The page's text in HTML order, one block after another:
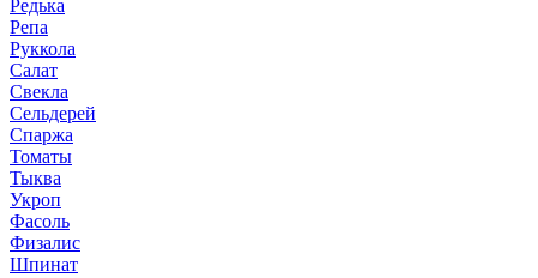
Редька
Репа
Руккола
Салат
Свекла
Сельдерей
Спаржа
Томаты
Тыква
Укроп
Фасоль
Физалис
Шпинат